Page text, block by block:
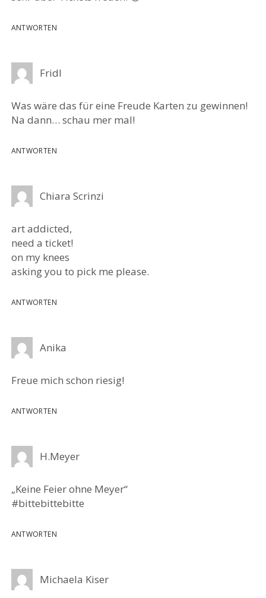
ANTWORTEN
Fridl
Was wäre das für eine Freude Karten zu gewinnen!
Na dann… schau mer mal!
ANTWORTEN
Chiara Scrinzi
art addicted,
need a ticket!
on my knees
asking you to pick me please.
ANTWORTEN
Anika
Freue mich schon riesig!
ANTWORTEN
H.Meyer
„Keine Feier ohne Meyer“
#bittebittebitte
ANTWORTEN
Michaela Kiser